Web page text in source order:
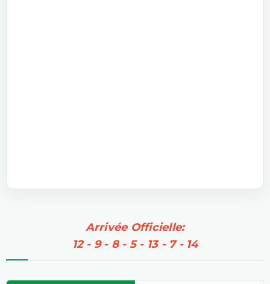
Arrivée Officielle:
12 - 9 - 8 - 5 - 13 - 7 - 14